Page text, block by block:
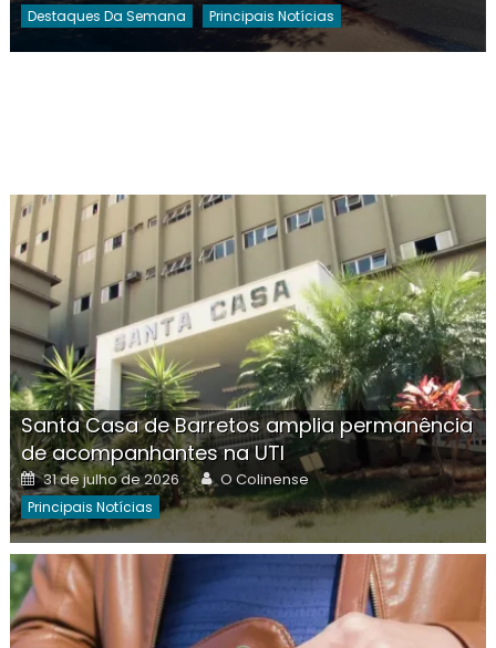
Destaques Da Semana Principais Notícias
Santa Casa de Barretos amplia permanência
de acompanhantes na UTI
Posted
on
31 de julho de 2026 Author
O Colinense
Principais Notícias